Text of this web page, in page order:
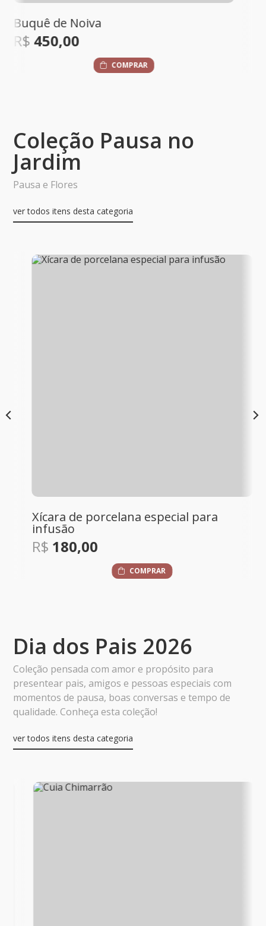
Buquê de Noiva
R$450,00
COMPRAR
Coleção Pausa no
Jardim
Pausa e Flores
ver todos itens desta categoria
Xícara de porcelana especial para
infusão
R$180,00
COMPRAR
Dia dos Pais 2026
Coleção pensada com amor e propósito para
presentear pais, amigos e pessoas especiais com
momentos de pausa, boas conversas e tempo de
qualidade. Conheça esta coleção!
ver todos itens desta categoria